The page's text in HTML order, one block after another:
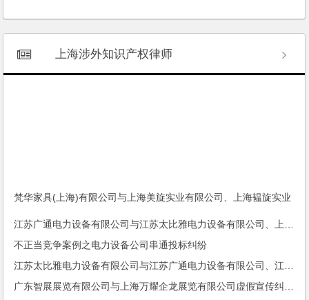
上海涉外知识产权律师
梵华家具(上海)有限公司与上海美旋实业有限公司、上海韫旋实业
不正当竞争案例之电力设备公司串通投标纠纷